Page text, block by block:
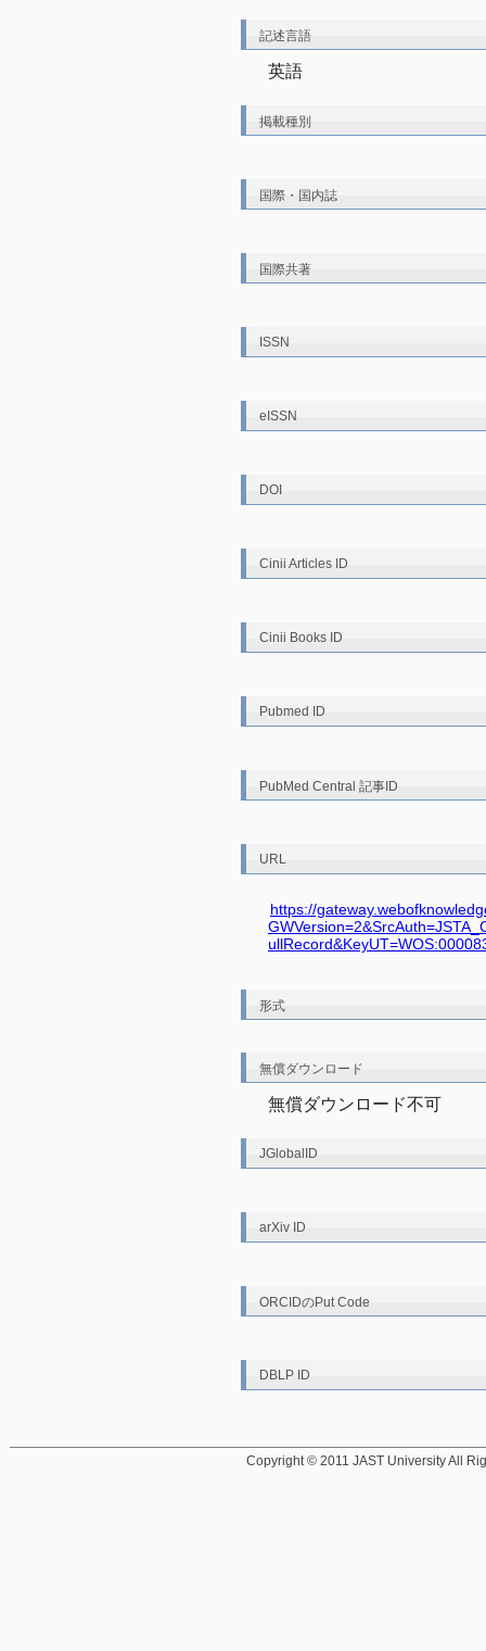
記述言語
英語
掲載種別
国際・国内誌
国際共著
ISSN
eISSN
DOI
Cinii Articles ID
Cinii Books ID
Pubmed ID
PubMed Central 記事ID
URL
https://
形式
無償ダウンロード
無償ダウンロード不可
JGlobalID
arXiv ID
ORCIDのPut Code
DBLP ID